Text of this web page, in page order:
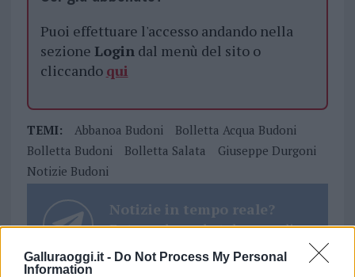
Galluraoggi.it - Do Not Process My Personal
Information
Puoi effettuare l'accesso andando nella
sezione Logindal menù del sito o
cliccando qui
TEMI: Abbanoa Budoni
Bolletta Acqua Budoni
Bolletta Budoni
Bolletta Salata
Giuseppe Durgoni
Notizie Budoni
Notizie in tempo reale?
Entra nel canale telegram di
GalluraOggi.it